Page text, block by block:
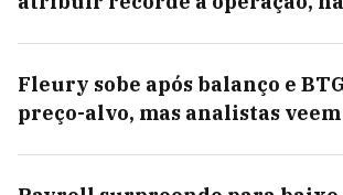
Fleury sobe após balanço e
preço-alvo, mas analistas